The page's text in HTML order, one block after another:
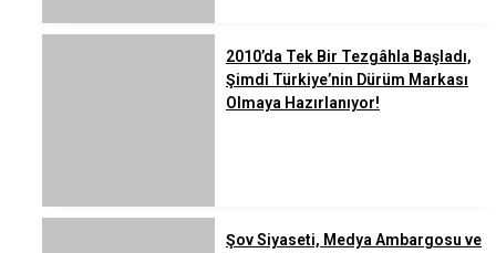
2010’da Tek Bir Tezgâhla Başladı,
Şimdi Türkiye’nin Dürüm Markası
Olmaya Hazırlanıyor!
Şov Siyaseti, Medya Ambargosu ve